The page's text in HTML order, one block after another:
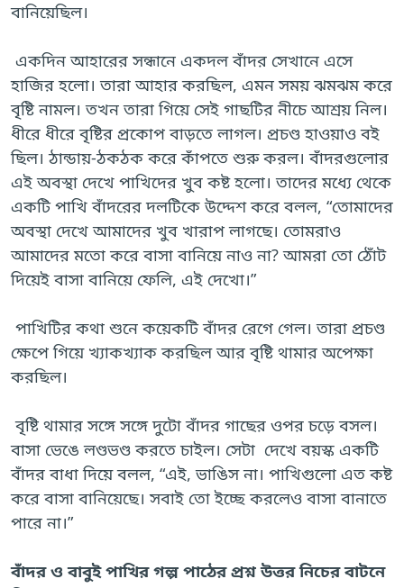
বানিয়েছিল।
একদিন আহারের সন্ধানে একদল বাঁদর সেখানে এসে
হাজির হলো। তারা আহার করছিল, এমন সময় ঝমঝম করে
বৃষ্টি নামল। তখন তারা গিয়ে সেই গাছটির নীচে আশ্রয় নিল।
ধীরে ধীরে বৃষ্টির প্রকোপ বাড়তে লাগল। প্রচণ্ড হাওয়াও বই
ছিল। ঠান্ডায়-ঠকঠক করে কাঁপতে শুরু করল। বাঁদরগুলোর
এই অবস্থা দেখে পাখিদের খুব কষ্ট হলো। তাদের মধ্যে থেকে
একটি পাখি বাঁদরের দলটিকে উদ্দেশ করে বলল, “তোমাদের
অবস্থা দেখে আমাদের খুব খারাপ লাগছে। তোমরাও
আমাদের মতো করে বাসা বানিয়ে নাও না? আমরা তো ঠোঁট
দিয়েই বাসা বানিয়ে ফেলি, এই দেখো।”
পাখিটির কথা শুনে কয়েকটি বাঁদর রেগে গেল। তারা প্রচণ্ড
ক্ষেপে গিয়ে খ্যাকখ্যাক করছিল আর বৃষ্টি থামার অপেক্ষা
করছিল।
বৃষ্টি থামার সঙ্গে সঙ্গে দুটো বাঁদর গাছের ওপর চড়ে বসল।
বাসা ভেঙে লণ্ডভণ্ড করতে চাইল। সেটা দেখে বয়স্ক একটি
বাঁদর বাধা দিয়ে বলল, “এই, ভাঙিস না। পাখিগুলো এত কষ্ট
করে বাসা বানিয়েছে। সবাই তো ইচ্ছে করলেও বাসা বানাতে
পারে না।”
বাঁদর ও বাবুই পাখির গল্প পাঠের প্রশ্ন উত্তর নিচের বাটনে